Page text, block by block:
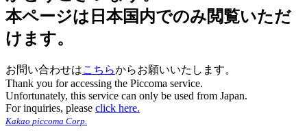
本ページは日本国内でのみ閲覧いただ
けます。
お問い合わせはこちらからお願いいたします。
Thank you for accessing the Piccoma service.
Unfortunately, this service can only be used from Japan.
For inquiries, please click here.
Kakao piccoma Corp.